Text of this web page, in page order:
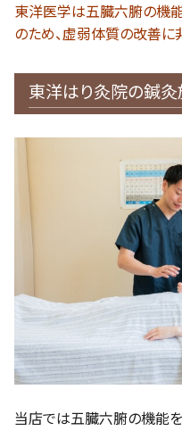
東洋医学は五臓六腑の機
のため、虚弱体質の改善に
東洋はり灸院の鍼灸
当店では五臓六腑の機能を